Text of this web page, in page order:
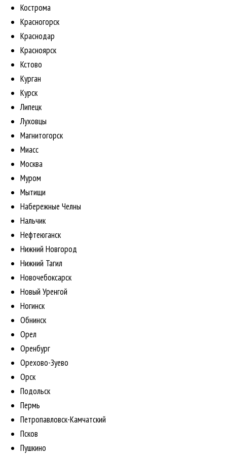
Кострома
Красногорск
Краснодар
Красноярск
Кстово
Курган
Курск
Липецк
Луховцы
Магнитогорск
Миасс
Москва
Муром
Мытищи
Набережные Челны
Нальчик
Нефтеюганск
Нижний Новгород
Нижний Тагил
Новочебоксарск
Новый Уренгой
Ногинск
Обнинск
Орел
Оренбург
Орехово-Зуево
Орск
Подольск
Пермь
Петропавловск-Камчатский
Псков
Пушкино